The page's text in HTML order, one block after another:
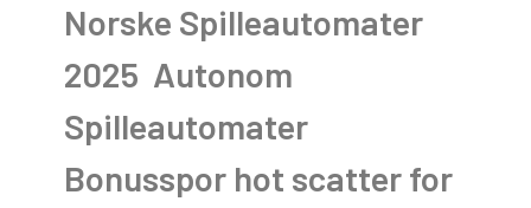
Norske Spilleautomater
2025 ️ Autonom
Spilleautomater
Bonusspor hot scatter for